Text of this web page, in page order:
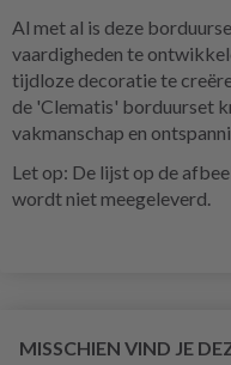
Al met al is deze
vaardigheden te
tijdloze decoratie te
de 'Clematis' borduurset
vakmanschap en
Let op: De lijst op de
wordt niet meegeleverd.
MISSCHIEN VIND JE